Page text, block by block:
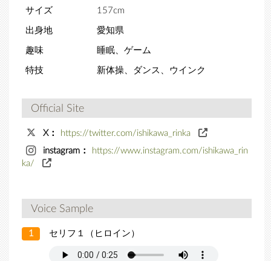
サイズ 157cm
出身地 愛知県
趣味 睡眠、ゲーム
特技 新体操、ダンス、ウインク
Official Site
X：
https://twitter.com/ishikawa_rinka
instagram：
https://www.instagram.com/ishikawa_rin
ka/
Voice Sample
1 セリフ１（ヒロイン）